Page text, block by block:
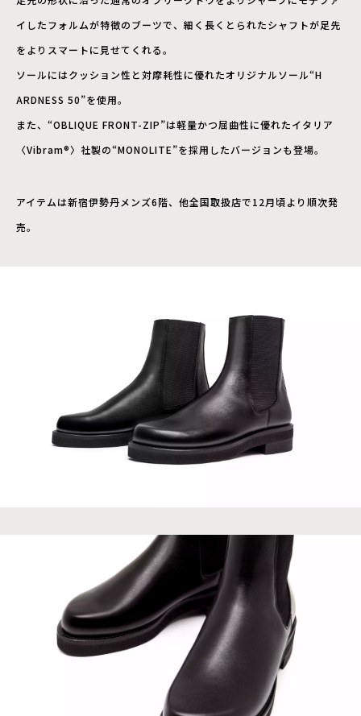
イしたフォルムが特徴のブーツで、細 く長くとられたシャフトが足先
をよりスマートに見せてくれる。
ソールにはクッション性と対摩耗性に優れたオリジナルソール“H
ARDNESS 50”を使用。
また、“OBLIQUE FRONT-ZIP”は軽量かつ屈曲性に優れたイタリア
〈Vibram®〉社製の“MONOLITE”を採用したバージョンも登場。
アイテムは新宿伊勢丹メンズ6階、他全国取扱店で12月頃より順次発
売。